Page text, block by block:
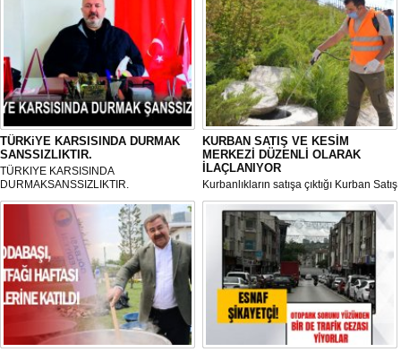
TÜRKiYE KARSISINDA DURMAK
SANSSIZLIKTIR.
TÜRKIYE KARSISINDA
DURMAKSANSSIZLIKTIR.
KURBAN SATIŞ VE KESİM
MERKEZİ DÜZENLİ OLARAK
İLAÇLANIYOR
Kurbanlıkların satışa çıktığı Kurban Satış
ve Kesim Merkezi, haşere ve
mikropların önüne geçilmesi amacıyla
her gün Gölbaşı Belediyesi ekipleri
tarafından düzenli olarak ilaçlanıyor.